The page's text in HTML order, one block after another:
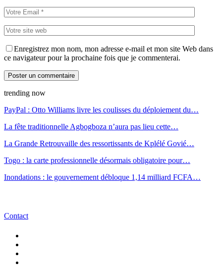
Enregistrez mon nom, mon adresse e-mail et mon site Web dans
ce navigateur pour la prochaine fois que je commenterai.
trending now
PayPal : Otto Williams livre les coulisses du déploiement du…
La fête traditionnelle Agbogboza n’aura pas lieu cette…
La Grande Retrouvaille des ressortissants de Kplélé Govié…
Togo : la carte professionnelle désormais obligatoire pour…
Inondations : le gouvernement débloque 1,14 milliard FCFA…
Contact